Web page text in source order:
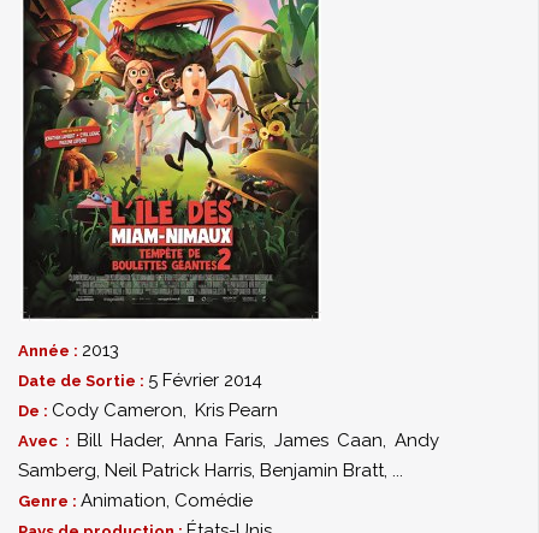
Année : 2013
Date de Sortie : 5 Février 2014
De : Cody Cameron, Kris Pearn
Avec : Bill Hader, Anna Faris,James Caan, Andy
Samberg, Neil Patrick Harris, Benjamin Bratt, ...
Genre : Animation, Comédie